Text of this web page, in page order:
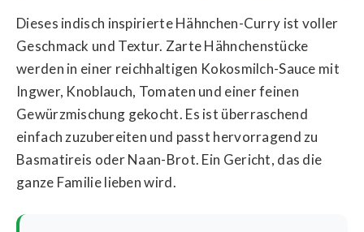
Dieses indisch inspirierte Hähnchen-Curry ist voller
Geschmack und Textur. Zarte Hähnchenstücke
werden in einer reichhaltigen Kokosmilch-Sauce mit
Ingwer, Knoblauch, Tomaten und einer feinen
Gewürzmischung gekocht. Es ist überraschend
einfach zuzubereiten und passt hervorragend zu
Basmatireis oder Naan-Brot. Ein Gericht, das die
ganze Familie lieben wird.